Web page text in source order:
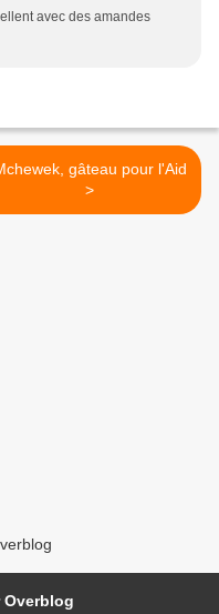
avec des amandes
gâteau pour l'Aid
>
Overblog